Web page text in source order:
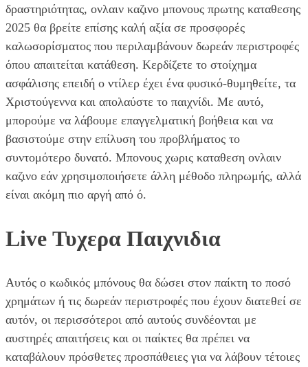
δραστηριότητας, ονλαιν καζινο μπονους πρωτης καταθεσης
2025 θα βρείτε επίσης καλή αξία σε προσφορές
καλωσορίσματος που περιλαμβάνουν δωρεάν περιστροφές
όπου απαιτείται κατάθεση. Κερδίζετε το στοίχημα
ασφάλισης επειδή ο ντίλερ έχει ένα φυσικό-θυμηθείτε, τα
Χριστούγεννα και απολαύστε το παιχνίδι. Με αυτό,
μπορούμε να λάβουμε επαγγελματική βοήθεια και να
βασιστούμε στην επίλυση του προβλήματος το
συντομότερο δυνατό. Μπονους χωρις καταθεση ονλαιν
καζινο εάν χρησιμοποιήσετε άλλη μέθοδο πληρωμής, αλλά
είναι ακόμη πιο αργή από ό.
Live Τυχερα Παιχνιδια
Αυτός ο κωδικός μπόνους θα δώσει στον παίκτη το ποσό
χρημάτων ή τις δωρεάν περιστροφές που έχουν διατεθεί σε
αυτόν, οι περισσότεροι από αυτούς συνδέονται με
αυστηρές απαιτήσεις και οι παίκτες θα πρέπει να
καταβάλουν πρόσθετες προσπάθειες για να λάβουν τέτοιες